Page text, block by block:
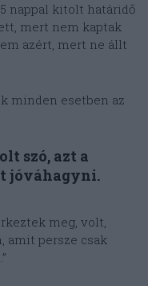
nappal kitolt határidő
mert nem kaptak
azért, mert ne állt
minden esetben az
szó, azt a
jóváhagyni.
meg, volt,
amit persze csak